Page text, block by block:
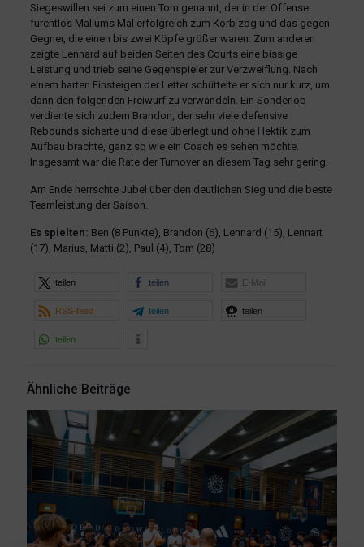
Siegeswillen sei zum einen Tom genannt, der in der Offense
furchtlos Mal ums Mal erfolgreich zum Korb zog und das gegen
Gegner, die einen bis zwei Köpfe größer waren. Zum anderen
zeigte Lennard auf beiden Seiten des Courts eine bissige
Leistung und trieb seine Gegenspieler zur Verzweiflung. Nach
einem harten Einsteigen der Letter schüttelte er sich nur kurz, um
dann den folgenden Freiwurf zu verwandeln. Ein Sonderlob
verdiente sich zudem Brandon, der sehr viele defensive
Rebounds sicherte und diese überlegt und ohne Hektik zum
Aufbau brachte, ganz so wie ein Coach es sehen möchte.
Insgesamt war die Rate der Turnover an diesem Tag sehr gering.
Am Ende herrschte Jubel über den deutlichen Sieg und die beste
Teamleistung der Saison.
Es spielten: Ben (8 Punkte), Brandon (6), Lennard (15), Lennart
(17), Marius, Matti (2), Paul (4), Tom (28)
teilen teilen E-Mail
RSS-feed teilen teilen
teilen
Ähnliche Beiträge